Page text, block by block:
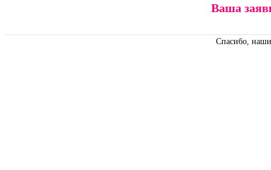
Ваша
Спасибо,